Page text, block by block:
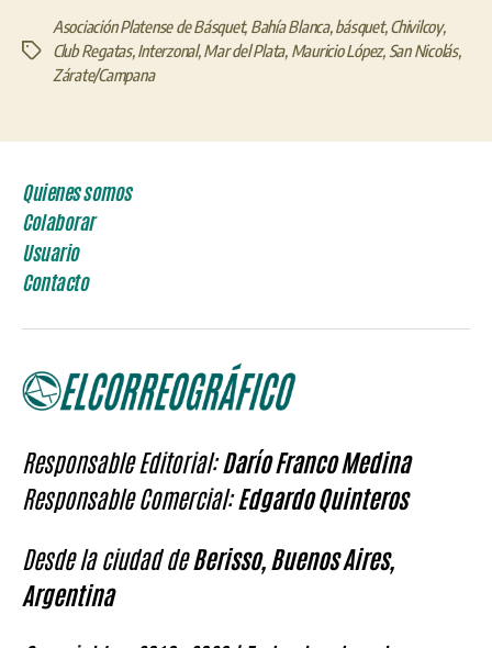
Etiquetas
Asociación Platense de Básquet, Bahía Blanca,básquet,Chivilcoy,
Club Regatas,Interzonal,Mar del Plata, Mauricio López, San Nicolás,
Zárate/Campana
Quienes somos
Colaborar
Usuario
Contacto
Responsable Editorial:Darío Franco Medina
Responsable Comercial:Edgardo Quinteros
Desde la ciudad deBerisso, Buenos Aires,
Argentina